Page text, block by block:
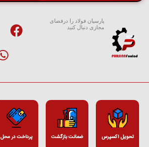
پارسیان فولاد را درفضای
مجازی دنبال کنید
تحویل اکسپرس ضمانت بازگشت پرداخت در محل